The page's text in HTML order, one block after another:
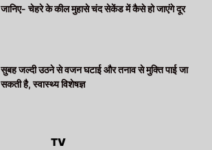
जानिए- चेहरे के कील मुहासे चंद सेकेंड में कैसे हो जाएंगे दूर
सुबह जल्दी उठने से वजन घटाई और तनाव से मुक्ति पाई जा
सकती है, स्वास्थ्य विशेषज्ञ
TV